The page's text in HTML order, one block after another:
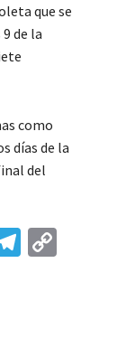
que se
de la
como
días de la
del
Te